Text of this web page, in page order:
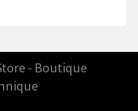
- Boutique